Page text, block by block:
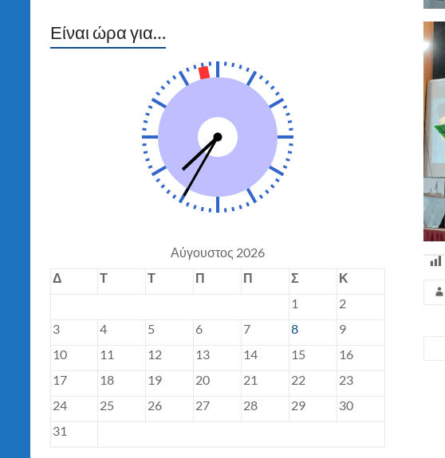
Είναι ώρα για…
Αύγουστος 2026
Δ
Τ Τ Π Π Σ
Κ
1
2
3
4 5 6 7 8
9
10
11 12 13 14 15
16
17
18 19 20 21 22
23
24
25 26 27 28 29
30
31